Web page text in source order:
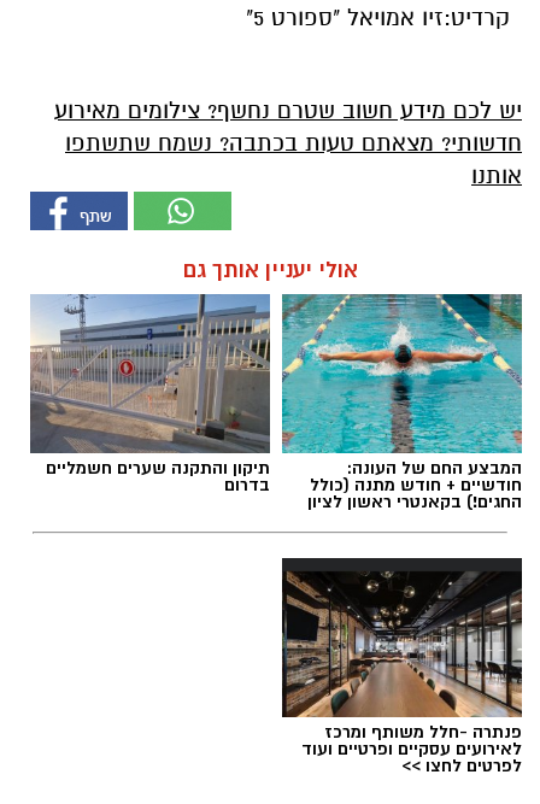
קרדיט:זיו אמויאל "ספורט 5"
יש לכם מידע חשוב שטרם נחשף? צילומים מאירוע
חדשותי? מצאתם טעות בכתבה? נשמח שתשתפו
אותנו
אולי יעניין אותך גם
המבצע החם של העונה:
חודשיים + חודש מתנה (כולל
החגים!) בקאנטרי ראשון לציון
תיקון והתקנה שערים חשמליים
בדרום
פנתרה -חלל משותף ומרכז
לאירועים עסקיים ופרטיים ועוד
לפרטים לחצו >>